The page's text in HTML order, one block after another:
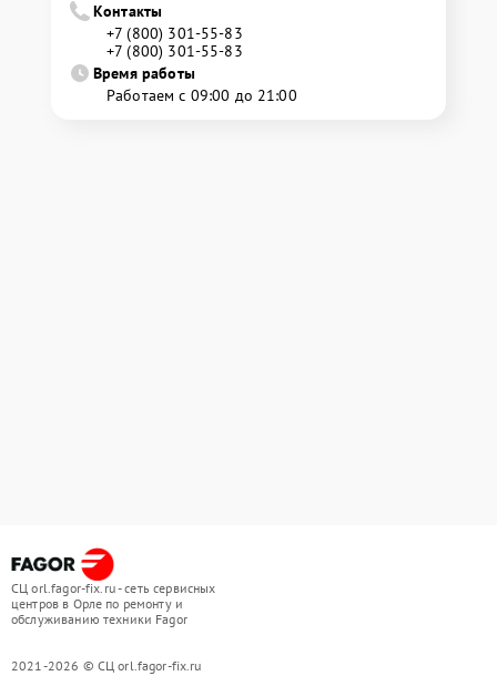
Контакты
+7 (800) 301-55-83
+7 (800) 301-55-83
Время работы
Работаем с 09:00 до 21:00
СЦ orl.fagor-fix.ru - сеть сервисных
центров в Орле по ремонту и
обслуживанию техники Fagor
2021-2026 © СЦ orl.fagor-fix.ru